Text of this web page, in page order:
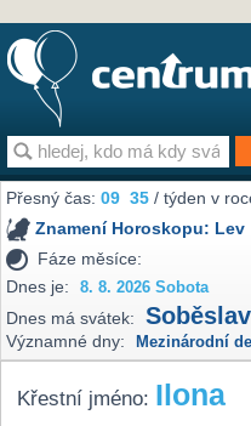
Přesný čas:09 35 / týden v
Znamení Horoskopu: Lev
Fáze měsíce:
Dnes je:
8. 8. 2026 Sobota
Dnes má svátek: Soběslav
Významné dny: Mezinárodní
Křestní jméno: Ilona